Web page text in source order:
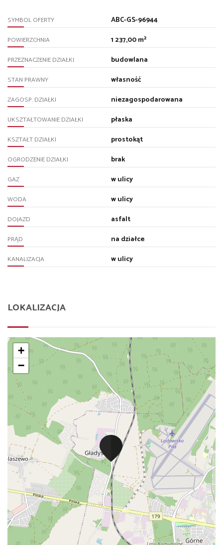
SYMBOL OFERTY ABC-GS-96944
POWIERZCHNIA 1 237,00 m²
PRZEZNACZENIE DZIAŁKI budowlana
STAN PRAWNY własność
ZAGOSP. DZIAŁKI niezagospodarowana
UKSZTAŁTOWANIE DZIAŁKI płaska
KSZTAŁT DZIAŁKI prostokąt
OGRODZENIE DZIAŁKI brak
GAZ w ulicy
WODA w ulicy
DOJAZD asfalt
PRĄD na działce
KANALIZACJA w ulicy
LOKALIZACJA
+
−